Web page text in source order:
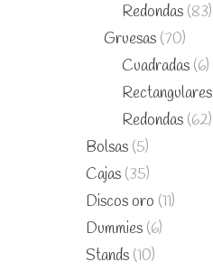
Redondas (83)
Gruesas (70)
Cuadradas (6)
Rectangulares
Redondas (62)
Bolsas (5)
Cajas (35)
Discos oro (11)
Dummies (6)
Stands (10)